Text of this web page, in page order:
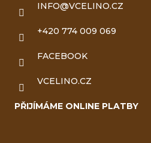
INFO@VCELINO.CZ
+420 774 009 069
FACEBOOK
VCELINO.CZ
PŘIJÍMÁME ONLINE PLATBY